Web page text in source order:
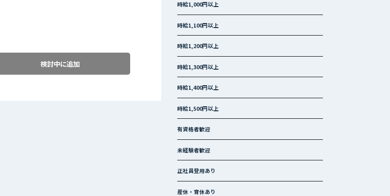
検討中に追加
時給1,000円以上
時給1,100円以上
時給1,200円以上
時給1,300円以上
時給1,400円以上
時給1,500円以上
有資格者歓迎
未経験者歓迎
正社員登用あり
産休・育休あり